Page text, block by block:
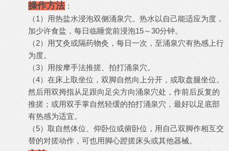
操作方法：
（1）用热盐水浸泡双侧涌泉穴。热水以自己能适应为度，
加少许食盐，每日临睡觉前浸泡15～30分钟。
（2）用艾灸或隔药物灸，每日一次，至涌泉穴有热感上行
为度。
（3）用按摩手法推搓、拍打涌泉穴。
（4）在床上取坐位，双脚自然向上分开，或取盘腿坐位。
然后用双拇指从足跟向足尖方向涌泉穴处，作前后反复的
推搓；或用双手掌自然轻缓的拍打涌泉穴，最好以足底部
有热感为适宜。
（5）取自然体位、仰卧位或俯卧位，用自己双脚作相互交
替的对搓动作，可也用脚心蹬搓床头或其他器械。